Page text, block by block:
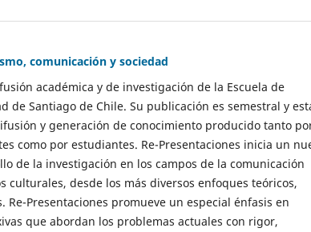
comunicación y sociedad
académica y de investigación de la Escuela de
de Santiago de Chile. Su publicación es semestral y
y generación de conocimiento producido tanto
como por estudiantes. Re-Presentaciones inicia un
de la investigación en los campos de la comunicación
culturales, desde los más diversos enfoques teóricos,
Re-Presentaciones promueve un especial énfasis en
que abordan los problemas actuales con rigor,